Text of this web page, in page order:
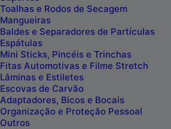
Toalhas e Rodos de Secagem
Mangueiras
Baldes e Separadores de Partículas
Espátulas
Mini Sticks, Pincéis e Trinchas
Fitas Automotivas e Filme Stretch
Lâminas e Estiletes
Escovas de Carvão
Adaptadores, Bicos e Bocais
Organização e Proteção Pessoal
Outros
BAR
MÁGICO
EM
DISCO
6
POLEGADAS
AGRESSIVO
VERMELHO/AMARELO
INCLUIR NO CARRINHO